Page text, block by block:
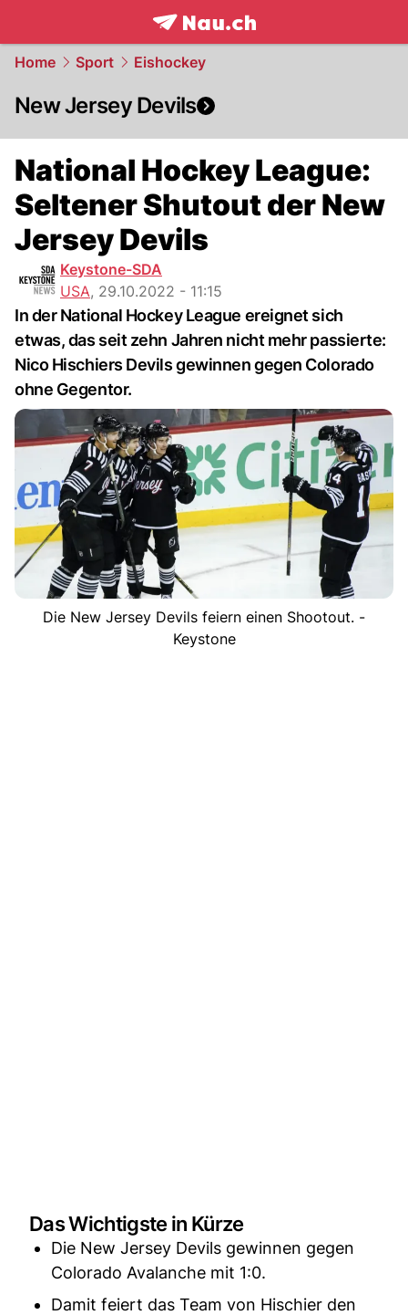
frontpage.NAU.ch
Home Sport Eishockey
New Jersey Devils
National Hockey League:
Seltener Shutout der New
Jersey Devils
Keystone-SDA
USA, 29.10.2022 - 11:15
In der National Hockey League ereignet sich
etwas, das seit zehn Jahren nicht mehr passierte:
Nico Hischiers Devils gewinnen gegen Colorado
ohne Gegentor.
Die New Jersey Devils feiern einen Shootout. -
Keystone
Das Wichtigste in Kürze
Die New Jersey Devils gewinnen gegen
Colorado Avalanche mit 1:0.
Damit feiert das Team von Hischier den